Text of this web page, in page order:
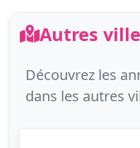
Autres
Découvrez les
dans les autres